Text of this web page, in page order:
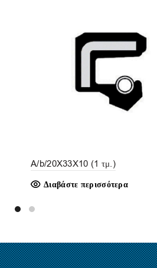
A/b/20X33X10 (1 τμ.)
Διαβάστε περισσότερα